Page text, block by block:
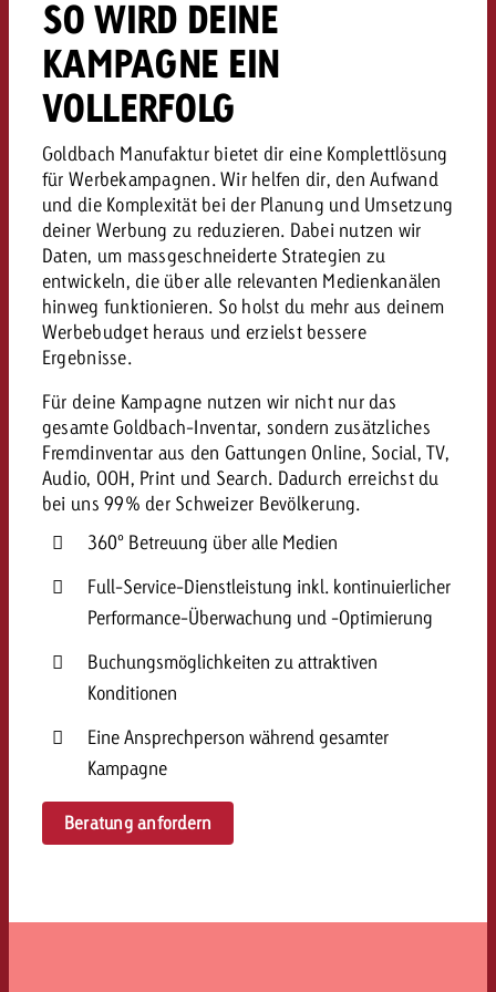
Offerte anfordern
Du kennst die Eckpunkte
Kampagne und willst wissen,
kostet.
Offerte anfordern
kostet.
Offerte anfordern
SO WIRD DEINE
KAMPAGNE EIN
VOLLERFOLG
Goldbach Manufaktur bietet dir eine Komplettlösung
für Werbekampagnen. Wir helfen dir, den Aufwand
und die Komplexität bei der Planung und Umsetzung
deiner Werbung zu reduzieren. Dabei nutzen wir
Daten, um massgeschneiderte Strategien zu
entwickeln, die über alle relevanten Medienkanälen
hinweg funktionieren. So holst du mehr aus deinem
Werbebudget heraus und erzielst bessere
Ergebnisse.
Für deine Kampagne nutzen wir nicht nur das
gesamte Goldbach-Inventar, sondern zusätzliches
Fremdinventar aus den Gattungen Online, Social, TV,
Audio, OOH, Print und Search. Dadurch erreichst du
bei uns 99% der Schweizer Bevölkerung.
360° Betreuung über alle Medien
Full-Service-Dienstleistung inkl. kontinuierlicher
Performance-Überwachung und -Optimierung
Buchungsmöglichkeiten zu attraktiven
Konditionen
Eine Ansprechperson während gesamter
Kampagne
Beratung anfordern